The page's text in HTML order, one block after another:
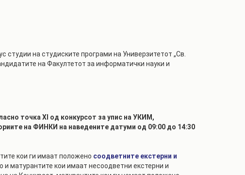
студии на студиските програми на Универзитетот „Св.
на Факултетот за информатички науки и
точка XI од конкурсот за упис на УКИМ,
на ФИНКИ на наведените датуми од 09:00 до 14:30
кои ги имаат положено соодветните екстерни и
матурантите кои имаат несоодветни екстерни и